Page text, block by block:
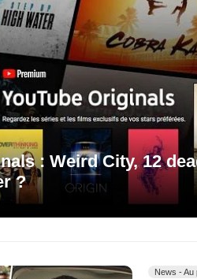
: Weird City, 12
?
News - Au